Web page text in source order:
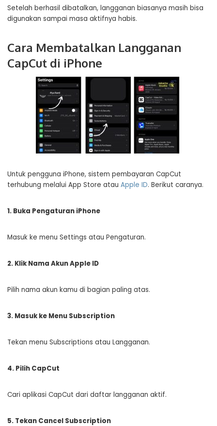
Setelah berhasil dibatalkan, langganan biasanya masih bisa
digunakan sampai masa aktifnya habis.
Cara Membatalkan Langganan
CapCut di iPhone
Untuk pengguna iPhone, sistem pembayaran CapCut
terhubung melalui App Store atau Apple ID. Berikut caranya.
1. Buka Pengaturan iPhone
Masuk ke menu Settings atau Pengaturan.
2. Klik Nama Akun Apple ID
Pilih nama akun kamu di bagian paling atas.
3. Masuk ke Menu Subscription
Tekan menu Subscriptions atau Langganan.
4. Pilih CapCut
Cari aplikasi CapCut dari daftar langganan aktif.
5. Tekan Cancel Subscription